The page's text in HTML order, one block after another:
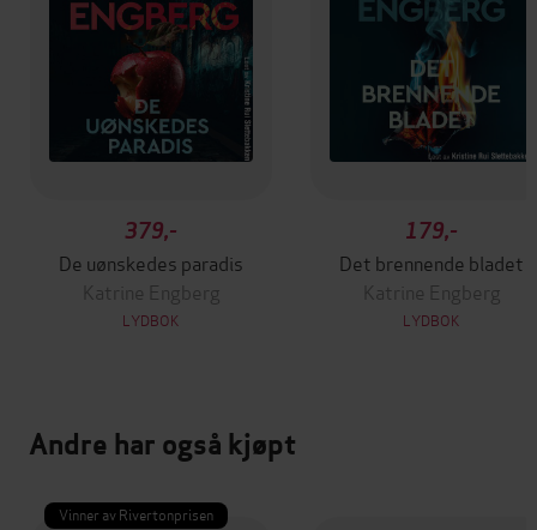
379,-
De uønskedes paradis
Katrine Engberg
LYDBOK
179,-
Det brennende bladet
Katrine Engberg
LYDBOK
Andre har også kjøpt
Vinner av Rivertonprisen